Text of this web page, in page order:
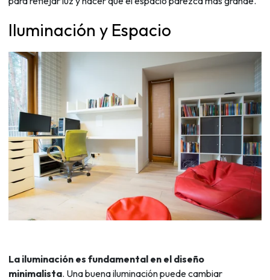
Iluminación y Espacio
La iluminación es fundamental en el diseño
minimalista. Una buena iluminación puede cambiar